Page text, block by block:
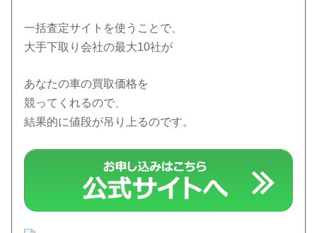
一括査定サイトを使うことで、
大手下取り会社の最大10社が
あなたの車の買取価格を
競ってくれるので、
結果的に値段が吊り上るのです。